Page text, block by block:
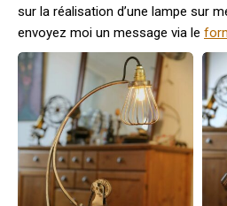
sur la réalisation d’une lampe sur
envoyez moi un message via le